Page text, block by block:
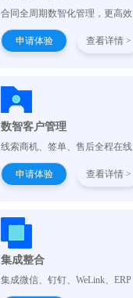
合同全周期数智化管理，更高效
申请体验 查看详情 >
数智客户管理
线索商机、签单、售后全程在线
申请体验 查看详情 >
集成整合
集成微信、钉钉、WeLink、ERP